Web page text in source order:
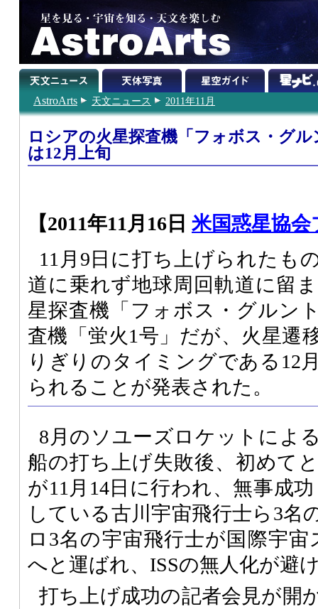
AstroArts 天文ニュース 2011年11月
ロシアの火星探査機「フォボス・グ
は12月上旬
【2011年11月16日 米国惑星協会
11月9日に打ち上げられたも
道に乗れず地球周回軌道に留
星探査機「フォボス・グルン
査機「蛍火1号」だが、火星遷
りぎりのタイミングである12
られることが発表された。
8月のソユーズロケットによ
船の打ち上げ失敗後、初めて
が11月14日に行われ、無事成
している古川宇宙飛行士ら3名
ロ3名の宇宙飛行士が国際宇
へと運ばれ、ISSの無人化が避
打ち上げ成功の記者会見が開